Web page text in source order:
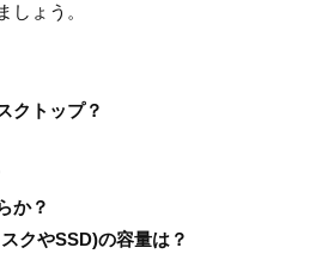
しょう。
クトップ？
か？
クやSSD)の容量は？